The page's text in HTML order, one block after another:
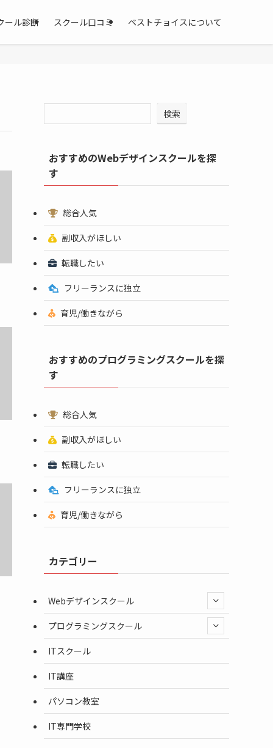
ール診断 スクール口コミ ベストチョイスについて
検索
おすすめのWebデザインスクールを探
す
総合人気
副収入がほしい
転職したい
フリーランスに独立
育児/働きながら
おすすめのプログラミングスクールを探
す
総合人気
副収入がほしい
転職したい
フリーランスに独立
育児/働きながら
カテゴリー
Webデザインスクール
プログラミングスクール
ITスクール
IT講座
パソコン教室
IT専門学校